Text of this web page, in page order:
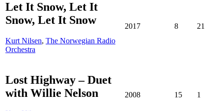
Let It Snow, Let It
Snow, Let It Snow
Kurt Nilsen, The Norwegian Radio
Orchestra
2017 8 21
Lost Highway – Duet
with Willie Nelson
2008 15 1